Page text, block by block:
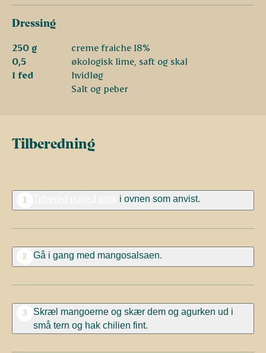
Dressing
250 g
creme fraiche 18%
0,5
økologisk lime, saft og skal
1 fed
hvidløg
Salt og peber
Tilberedning
1 i ovnen som anvist.
2 Gå i gang med mangosalsaen.
3
Skræl mangoerne og skær dem og agurken ud i
små tern og hak chilien fint.